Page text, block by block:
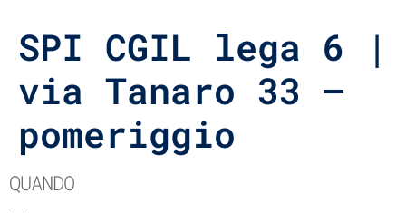
SPI CGIL lega 6 |
via Tanaro 33 –
pomeriggio
QUANDO